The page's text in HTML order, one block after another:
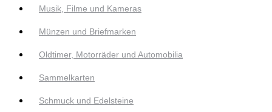
Musik, Filme und Kameras
Münzen und Briefmarken
Oldtimer, Motorräder und Automobilia
Sammelkarten
Schmuck und Edelsteine